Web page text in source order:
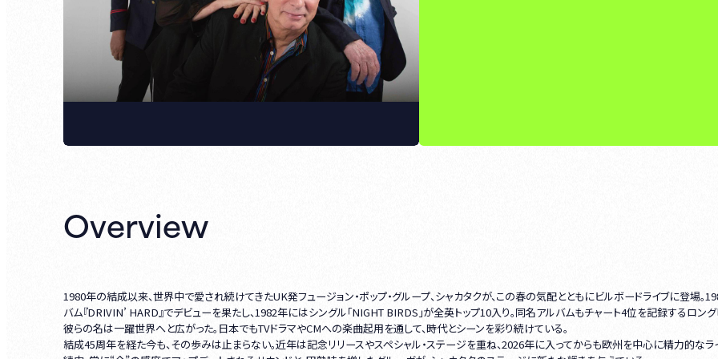
Overview
1980年の結成以来、世界中で愛され続けてきたUK発フュージョン・ポップ・グループ、シャカタクが、この春の気配とともにビルボードライブに登場。
バム『DRIVIN’ HARD』でデビューを果たし、1982年にはシングル「NIGHT BIRDS」が全英トップ10入り。同名アルバムもチャート4位を記録するロング
彼らの名は一躍世界へと広がった。日本でもTVドラマやCMへの楽曲起用を通して、時代とシーンを彩り続けている。
結成45周年を経た今も、その歩みは止まらない。近年は記念リリースやスペシャル・ステージを重ね、2026年に入ってからも欧州を中心に精力的な